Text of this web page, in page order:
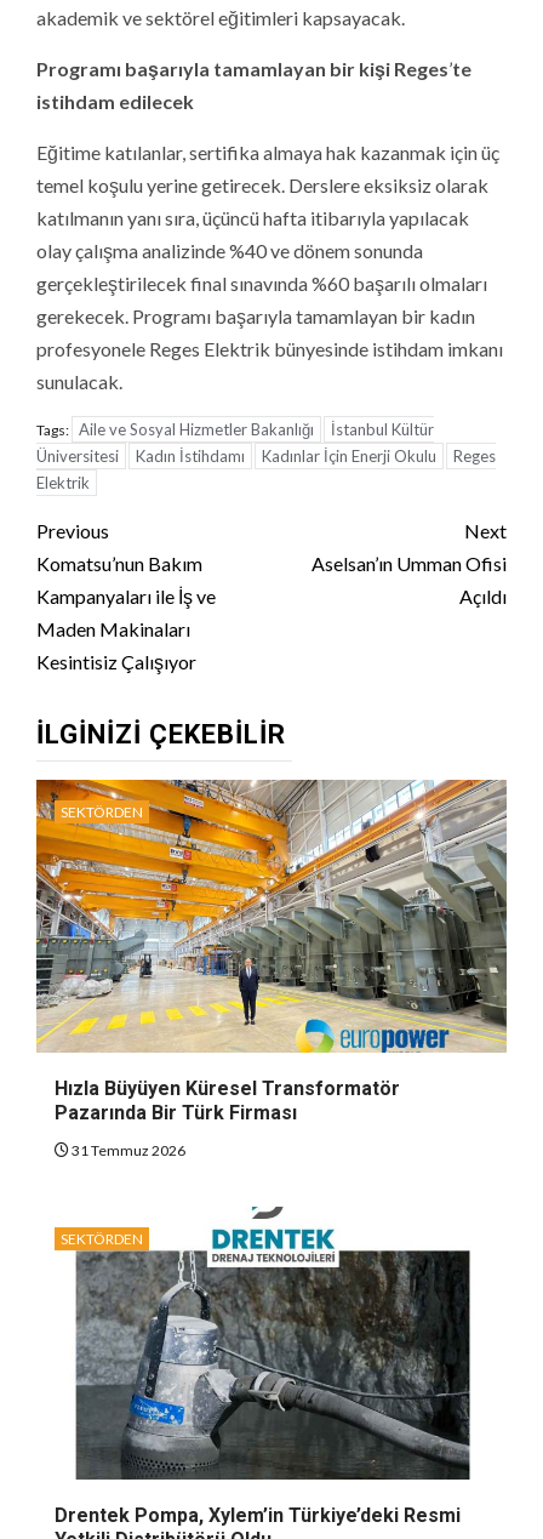
akademik ve sektörel eğitimleri kapsayacak.
Programı başarıyla tamamlayan bir kişi Reges’te
istihdam edilecek
Eğitime katılanlar, sertifika almaya hak kazanmak için üç
temel koşulu yerine getirecek. Derslere eksiksiz olarak
katılmanın yanı sıra, üçüncü hafta itibarıyla yapılacak
olay çalışma analizinde %40 ve dönem sonunda
gerçekleştirilecek final sınavında %60 başarılı olmaları
gerekecek. Programı başarıyla tamamlayan bir kadın
profesyonele Reges Elektrik bünyesinde istihdam imkanı
sunulacak.
Tags: Aile ve Sosyal Hizmetler Bakanlığı
İstanbul Kültür
Üniversitesi
Kadın İstihdamı Kadınlar İçin Enerji Okulu
Reges
Elektrik
Continue
Reading
Previous
Komatsu’nun Bakım
Kampanyaları ile İş ve
Maden Makinaları
Kesintisiz Çalışıyor
Next
Aselsan’ın Umman Ofisi
Açıldı
İLGINIZI ÇEKEBILIR
SEKTÖRDEN
Hızla Büyüyen Küresel Transformatör
Pazarında Bir Türk Firması
31 Temmuz 2026
SEKTÖRDEN
Drentek Pompa, Xylem’in Türkiye’deki Resmi